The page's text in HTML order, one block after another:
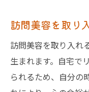
訪問美容を取り
訪問美容を取り入れ
生まれます。自宅で
られるため、自分の